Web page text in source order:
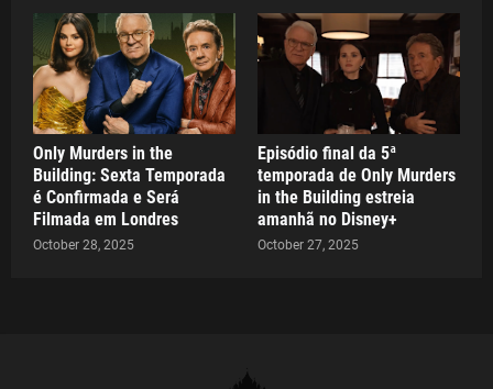
Only Murders in the
Building: Sexta Temporada
é Confirmada e Será
Filmada em Londres
October 28, 2025
Episódio final da 5ª
temporada de Only Murders
in the Building estreia
amanhã no Disney+
October 27, 2025